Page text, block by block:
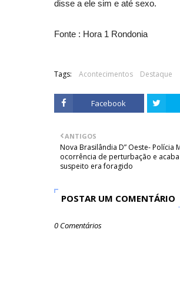
disse a ele sim e até sexo.
Fonte : Hora 1 Rondonia
Tags: Acontecimentos Destaque
Facebook
ANTIGOS
Nova Brasilândia D” Oeste- Polícia
ocorrência de perturbação e
suspeito era foragido
POSTAR UM COMENTÁRIO
0 Comentários